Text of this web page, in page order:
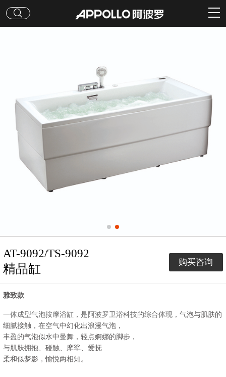
AT-9092/TS-9092
精品缸 购买咨询
雅致款
一体成型气泡按摩浴缸，是阿波罗卫浴科技的综合体现， 气泡与肌肤的
细腻接触，在空气中幻化出浪漫气泡，
丰盈的气泡似水中曼舞，轻点婀娜的脚步，
与肌肤拥抱、碰触、摩挲、爱抚
柔和似梦影，愉悦两相知。